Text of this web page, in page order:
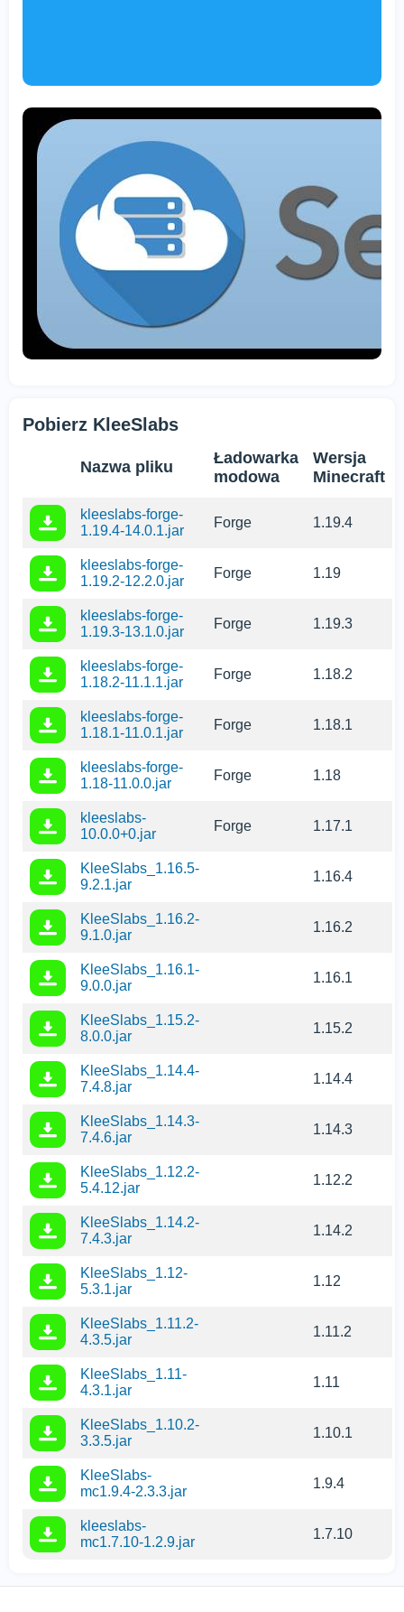
Pobierz KleeSlabs
Nazwa pliku
Ładowarka
modowa
Wersja
Minecraft
kleeslabs-forge-
1.19.4-14.0.1.jar
Forge 1.19.4
kleeslabs-forge-
1.19.2-12.2.0.jar
Forge 1.19
kleeslabs-forge-
1.19.3-13.1.0.jar
Forge 1.19.3
kleeslabs-forge-
1.18.2-11.1.1.jar
Forge 1.18.2
kleeslabs-forge-
1.18.1-11.0.1.jar
Forge 1.18.1
kleeslabs-forge-
1.18-11.0.0.jar
Forge 1.18
kleeslabs-
10.0.0+0.jar
Forge 1.17.1
KleeSlabs_1.16.5-
9.2.1.jar
1.16.4
KleeSlabs_1.16.2-
9.1.0.jar
1.16.2
KleeSlabs_1.16.1-
9.0.0.jar
1.16.1
KleeSlabs_1.15.2-
8.0.0.jar
1.15.2
KleeSlabs_1.14.4-
7.4.8.jar
1.14.4
KleeSlabs_1.14.3-
7.4.6.jar
1.14.3
KleeSlabs_1.12.2-
5.4.12.jar
1.12.2
KleeSlabs_1.14.2-
7.4.3.jar
1.14.2
KleeSlabs_1.12-
5.3.1.jar
1.12
KleeSlabs_1.11.2-
4.3.5.jar
1.11.2
KleeSlabs_1.11-
4.3.1.jar
1.11
KleeSlabs_1.10.2-
3.3.5.jar
1.10.1
KleeSlabs-
mc1.9.4-2.3.3.jar
1.9.4
kleeslabs-
mc1.7.10-1.2.9.jar
1.7.10
Używamy plików cookies
najlepsze doświadczenia na naszej stronie.